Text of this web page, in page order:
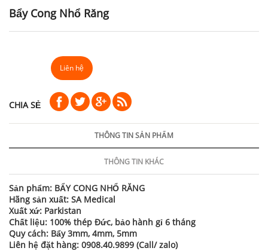
Bẩy Cong Nhổ Răng
Liên hệ
CHIA SẺ
THÔNG TIN SẢN PHẨM
THÔNG TIN KHÁC
Sản phẩm: BẨY CONG NHỔ RĂNG
Hãng sản xuất: SA Medical
Xuất xứ: Parkistan
Chất liệu: 100% thép Đức, bảo hành gỉ 6 tháng
Quy cách: Bẩy 3mm, 4mm, 5mm
Liên hệ đặt hàng: 0908.40.9899 (Call/ zalo)